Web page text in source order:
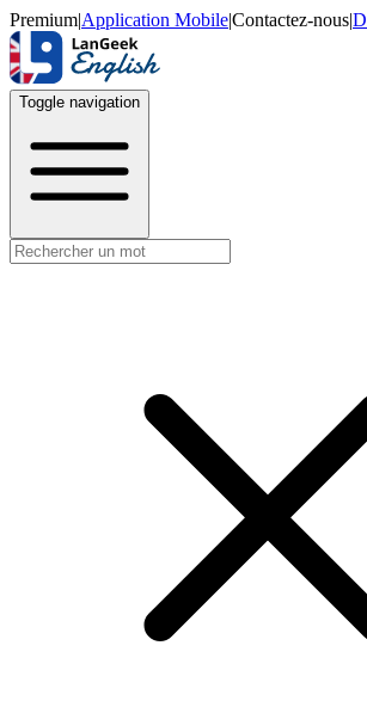
Premium|Application Mobile|Contactez-nous|
Toggle navigation